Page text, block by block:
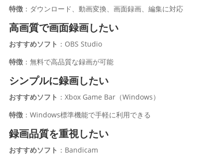
特徴：ダウンロード、動画変換、画面録画、編集に対応
高画質で画面録画したい
おすすめソフト ：OBS Studio
特徴：無料で高品質な録画が可能
シンプルに録画したい
おすすめソフト ：Xbox Game Bar（Windows）
特徴：Windows標準機能で手軽に利用できる
録画品質を重視したい
おすすめソフト ：Bandicam